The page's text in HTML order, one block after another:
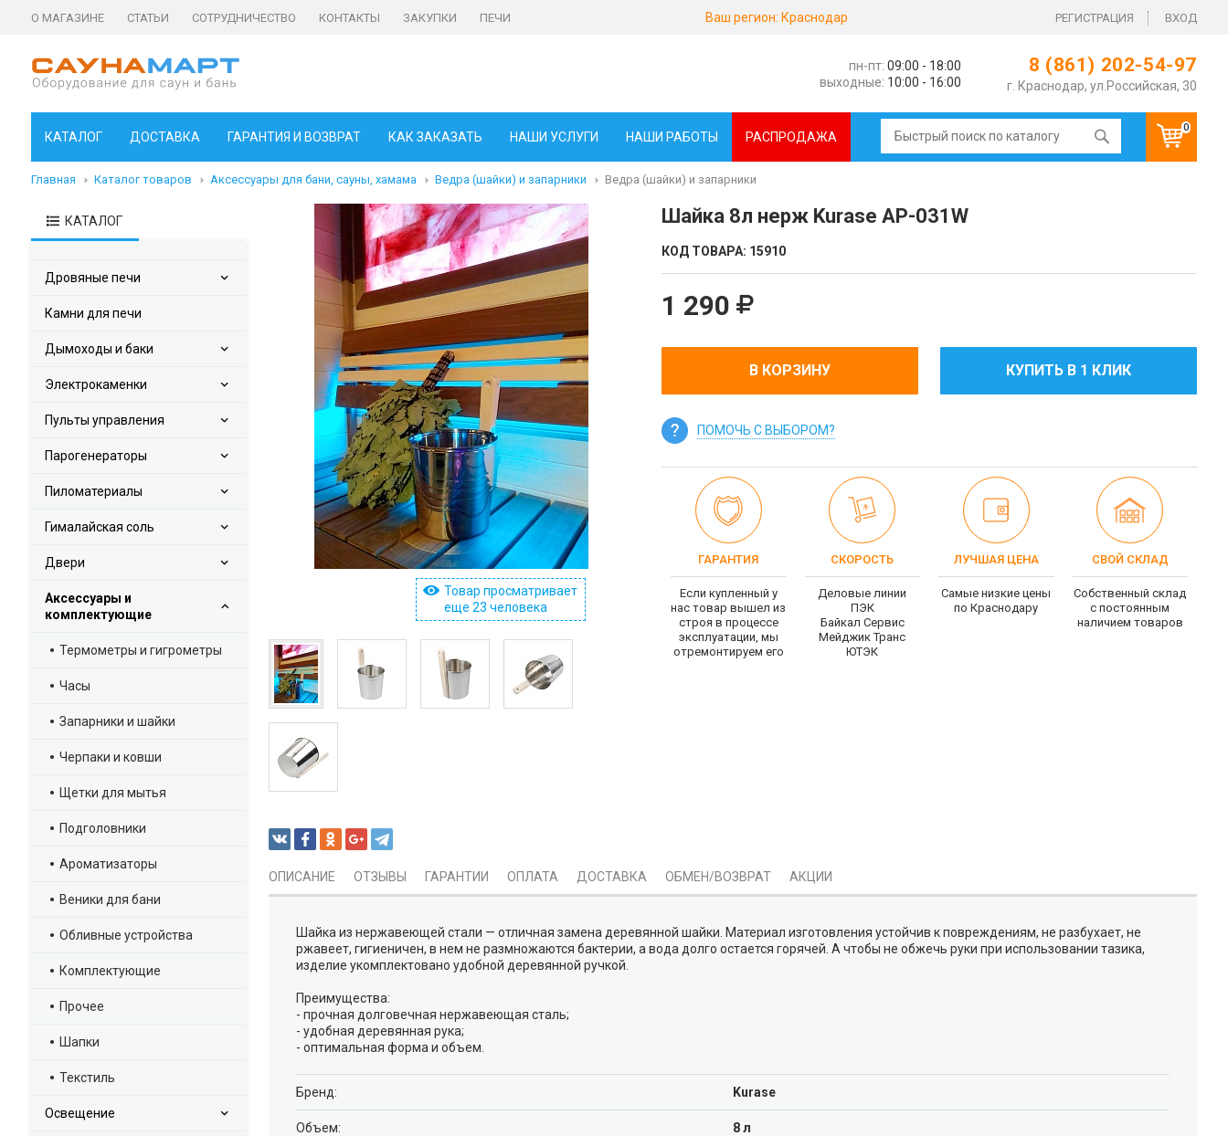
О МАГАЗИНЕ СТАТЬИ СОТРУДНИЧЕСТВО КОНТАКТЫ ЗАКУПКИ ПЕЧИ Ваш регион: Краснодар РЕГИСТРАЦИЯ ВХОД
пн-пт: 09:00 - 18:00
выходные: 10:00 - 16:00
8 (861) 202-54-97
г. Краснодар, ул.Российская, 30
КАТАЛОГ ДОСТАВКА ГАРАНТИЯ И ВОЗВРАТ КАК ЗАКАЗАТЬ НАШИ УСЛУГИ НАШИ РАБОТЫ РАСПРОДАЖА
0
Главная Каталог товаров Аксессуары для бани, сауны, хамама Ведра (шайки) и запарники Ведра (шайки) и запарники
КАТАЛОГ
Дровяные печи
Камни для печи
Дымоходы и баки
Электрокаменки
Пульты управления
Парогенераторы
Пиломатериалы
Гималайская соль
Двери
Аксессуары и
комплектующие
Термометры и гигрометры
Часы
Запарники и шайки
Черпаки и ковши
Щетки для мытья
Подголовники
Ароматизаторы
Веники для бани
Обливные устройства
Комплектующие
Прочее
Шапки
Текстиль
Освещение
Товар просматривает
еще 23 человека
Шайка 8л нерж Kurase AP-031W
КОД ТОВАРА: 15910
1 290
В КОРЗИНУ КУПИТЬ В 1 КЛИК
ПОМОЧЬ С ВЫБОРОМ?
ГАРАНТИЯ
Если купленный у
нас товар вышел из
строя в процессе
эксплуатации, мы
отремонтируем его
СКОРОСТЬ
Деловые линии
ПЭК
Байкал Сервис
Мейджик Транс
ЮТЭК
ЛУЧШАЯ ЦЕНА
Самые низкие цены
по Краснодару
СВОЙ СКЛАД
Собственный склад
c постоянным
наличием товаров
ОПИСАНИЕ ОТЗЫВЫ ГАРАНТИИ ОПЛАТА ДОСТАВКА ОБМЕН/ВОЗВРАТ АКЦИИ
Шайка из нержавеющей стали — отличная замена деревянной шайки. Материал изготовления устойчив к повреждениям, не разбухает, не
ржавеет, гигиеничен, в нем не размножаются бактерии, а вода долго остается горячей. А чтобы не обжечь руки при использовании тазика,
изделие укомплектовано удобной деревянной ручкой.
Преимущества:
- прочная долговечная нержавеющая сталь;
- удобная деревянная рука;
- оптимальная форма и объем.
Брeнд: Kurase
Объем: 8 л